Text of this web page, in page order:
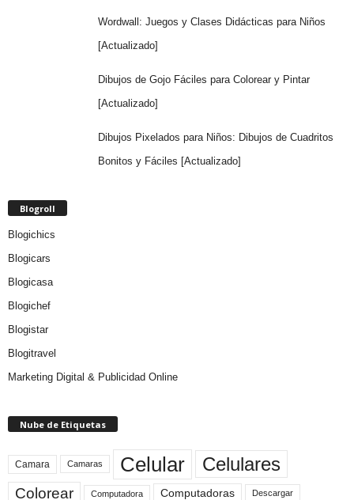
Wordwall: Juegos y Clases Didácticas para Niños
[Actualizado]
Dibujos de Gojo Fáciles para Colorear y Pintar
[Actualizado]
Dibujos Pixelados para Niños: Dibujos de Cuadritos
Bonitos y Fáciles [Actualizado]
Blogroll
Blogichics
Blogicars
Blogicasa
Blogichef
Blogistar
Blogitravel
Marketing Digital & Publicidad Online
Nube de Etiquetas
Camara Camaras Celular Celulares
Colorear Computadora Computadoras Descargar